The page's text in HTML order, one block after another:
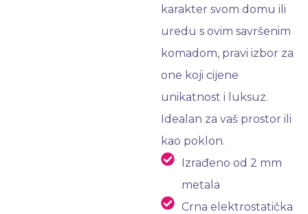
karakter svom domu ili
uredu s ovim savršenim
komadom, pravi izbor za
one koji cijene
unikatnost i luksuz.
Idealan za vaš prostor ili
kao poklon.
Izrađeno od 2 mm
metala
Crna elektrostatička